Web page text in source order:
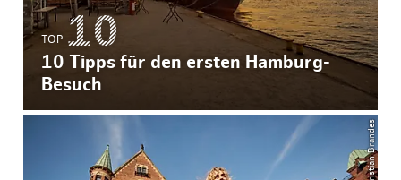
TOP
10 Tipps für den ersten Hamburg-
Besuch